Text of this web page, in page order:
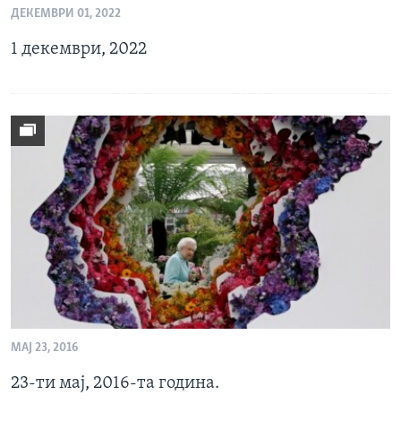
ИНТЕРВЈУА
ДЕКЕМВРИ 01, 2022
1 декември, 2022
МАЈ 23, 2016
23-ти мај, 2016-та година.